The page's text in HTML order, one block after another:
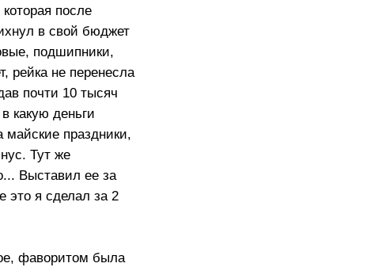
после
в свой бюджет
подшипники,
рейка не перенесла
почти 10 тысяч
какую деньги
майские праздники,
Тут же
Выставил ее за
это я сделал за 2
фаворитом была